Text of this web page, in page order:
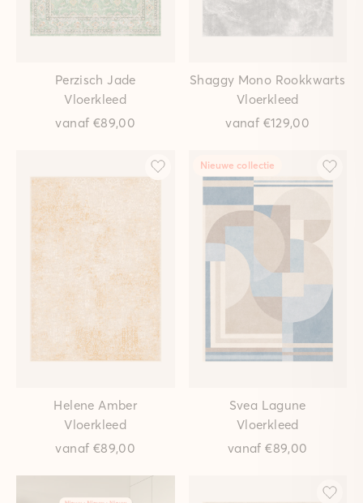
Perzisch Jade
Vloerkleed
vanaf €89,00
Shaggy Mono Rookkwarts
Vloerkleed
vanaf €129,00
Helene Amber
Vloerkleed
vanaf €89,00
Nieuwe collectie
Svea Lagune
Vloerkleed
vanaf€89,00